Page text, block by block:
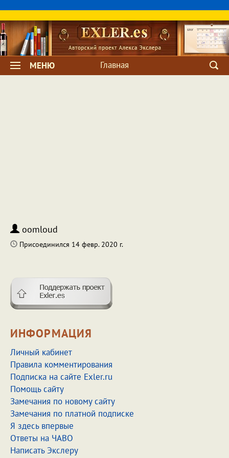
МЕНЮ Главная
oomloud
Присоединился 14 февр. 2020 г.
ИНФОРМАЦИЯ
Личный кабинет
Правила комментирования
Подписка на сайте Exler.ru
Помощь сайту
Замечания по новому сайту
Замечания по платной подписке
Я здесь впервые
Ответы на ЧАВО
Написать Экслеру